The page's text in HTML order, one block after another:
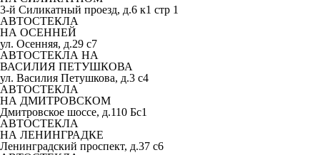
3-й Силикатный проезд, д.6 к1 стр 1
АВТОСТЕКЛА
НА ОСЕННЕЙ
ул. Осенняя, д.29 с7
АВТОСТЕКЛА НА
ВАСИЛИЯ ПЕТУШКОВА
ул. Василия Петушкова, д.3 с4
АВТОСТЕКЛА
НА ДМИТРОВСКОМ
Дмитровское шоссе, д.110 Бс1
АВТОСТЕКЛА
НА ЛЕНИНГРАДКЕ
Ленинградский проспект, д.37 c6